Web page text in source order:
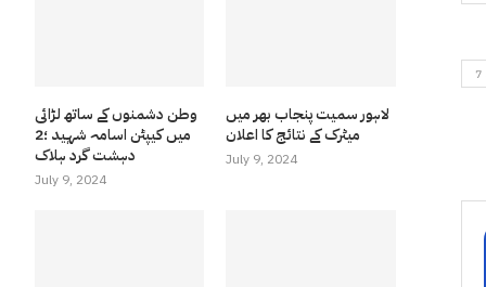
وطن دشمنوں کے ساتھ لڑائی
میں کیپٹن اسامہ شہید ؛2
دہشت گرد ہلاک
July 9, 2024
لاہور سمیت پنجاب بھر میں
میٹرک کے نتائج کا اعلان
July 9, 2024